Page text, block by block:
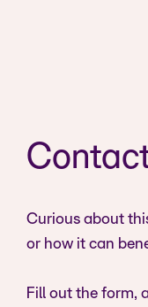
Curious about
or how it can
Fill out the form,